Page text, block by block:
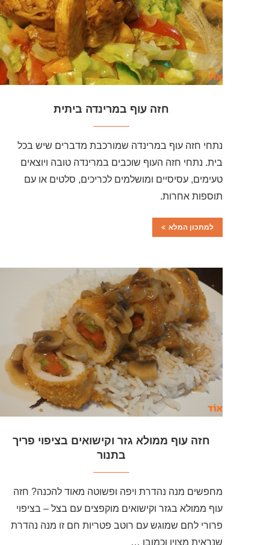
חזה עוף במרינדה ביתית
נתחי חזה עוף במרינדה שמורכבת מדברים שיש בכל
בית. נתחי חזה העוף שוכבים במרינדה טובה ויוצאים
טעימים, עסיסיים ומושלמים לכריכים, סלטים או עם
תוספות אחרות.
למתכון המלא
חזה עוף ממולא גזר וקישואים בציפוי פריך
בתנור
מחפשים מנה נהדרת ויפה ופשוטה מאוד להכנה? חזה
עוף ממולא בגזר וקישואים מוקפצים עם בצל – בציפוי
פרורי לחם שמוגש עם רוטב פטריות חם זו מנה נהדרת
שנראית מצוין וכמובן …